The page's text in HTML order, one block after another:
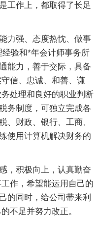
工作上，都取得了长足
力强、态度热忱、做事
验和*年会计师事务所
能力，善于交际，具备
信、忠诚、和善、谦
处理和良好的职业判断
务制度，可独立完成各
、财政、银行、工商、
使用计算机解决财务的
，积极向上，认真勤奋
作，希望能运用自己的
的同时，给公司带来利
不足并努力改正。